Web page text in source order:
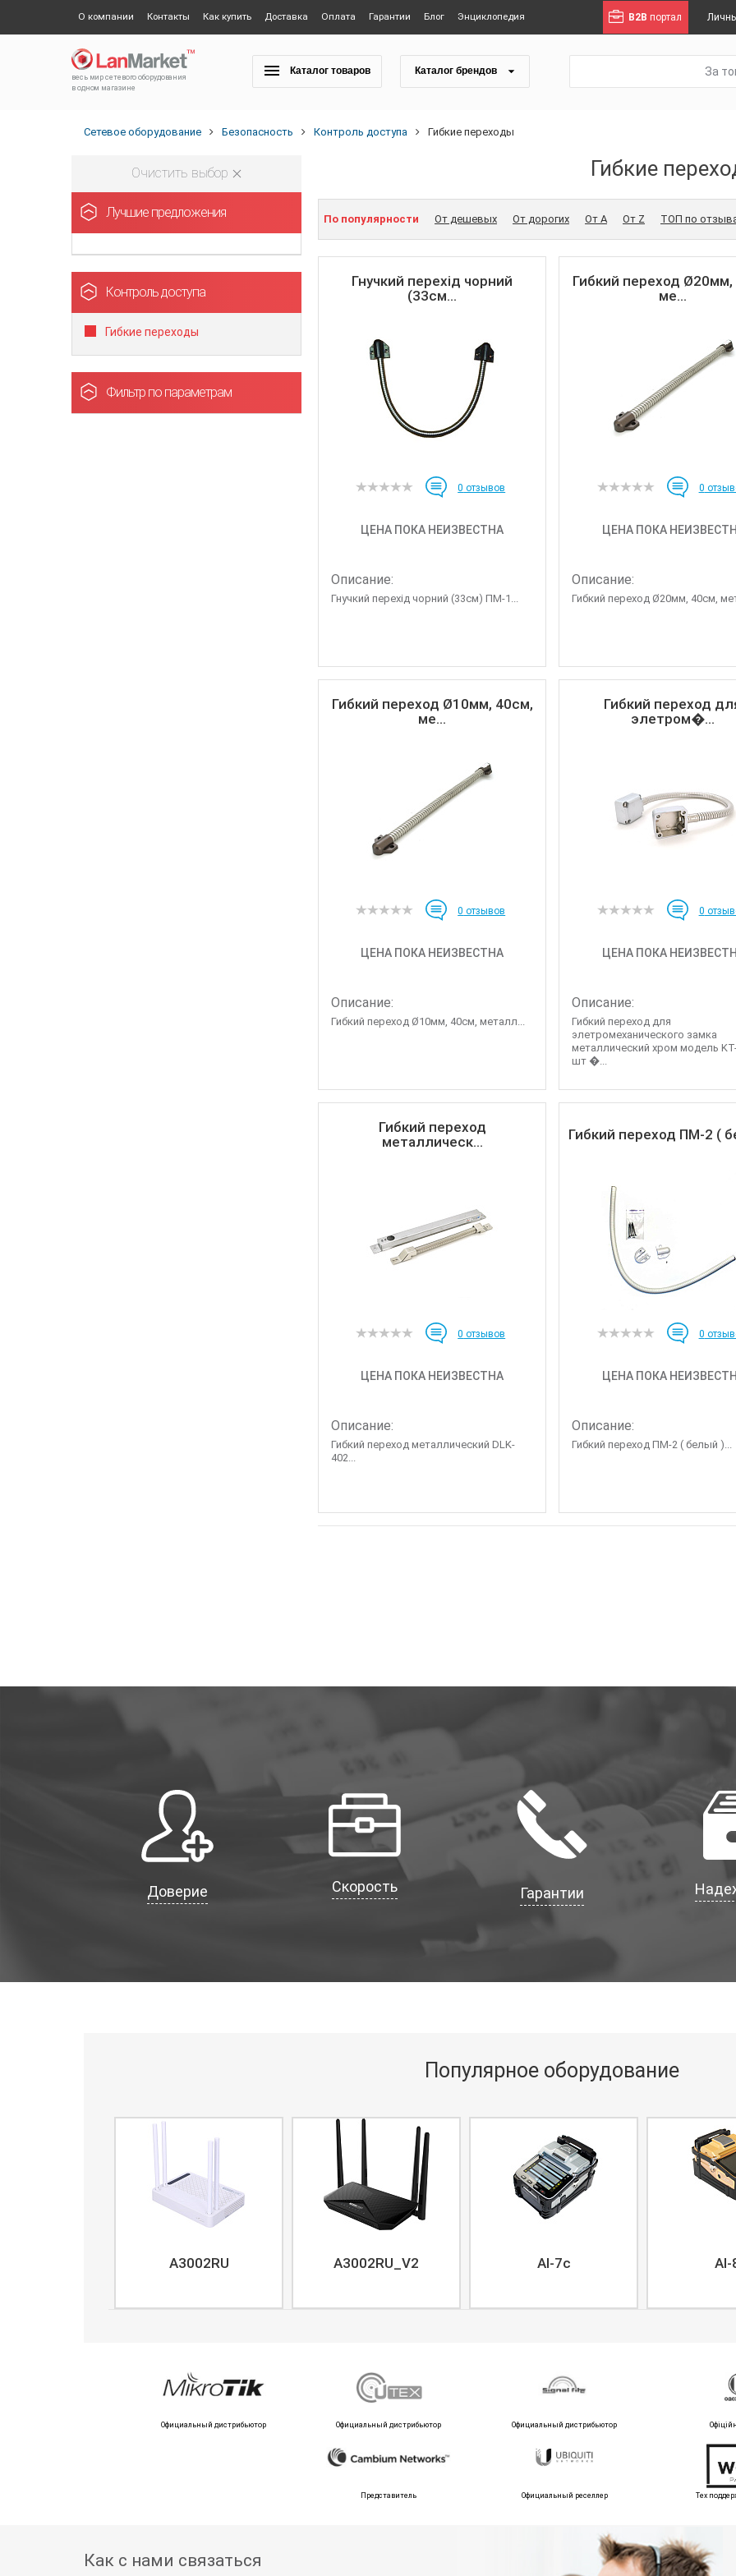
О компании Контакты Как купить Доставка Оплата Гарантии Блог Энциклопедия B2B портал
весь мир сетевого оборудования
в одном магазине
Каталог товаров Каталог брендов За
Сетевое оборудование Безопасность Контроль доступа Гибкие переходы
Очистить выбор
Лучшие предложения
Контроль доступа
Гибкие переходы
Фильтр по параметрам
Гибкие
По популярности От дешевых От дорогих От A От Z ТОП по
Гнучкий перехід чорний
(33см...
0 отзывов
ЦЕНА ПОКА НЕИЗВЕСТНА
Описание:
Гнучкий перехід чорний (33см) ПМ-1...
Гибкий переход Ø20мм,
ме...
0
ЦЕНА ПОКА
Описание:
Гибкий переход Ø20мм, 40см,
Гибкий переход Ø10мм, 40см,
ме...
0 отзывов
ЦЕНА ПОКА НЕИЗВЕСТНА
Описание:
Гибкий переход Ø10мм, 40см, металл...
Гибкий переход
элетром�...
0
ЦЕНА ПОКА
Описание:
Гибкий переход для
элетромеханического замка
металлический хром модель
шт �...
Гибкий переход
металлическ...
0 отзывов
ЦЕНА ПОКА НЕИЗВЕСТНА
Описание:
Гибкий переход металлический DLK-
402...
Гибкий переход ПМ-2 (
0
ЦЕНА ПОКА
Описание:
Гибкий переход ПМ-2 ( белый )...
Доверие Скорость Гарантии
Популярное оборудование
A3002RU A3002RU_V2 AI-7c AI-
Официальный дистрибьютор Официальный дистрибьютор Официальный дистрибьютор
Представитель Официальный реселлер Тех
Как с нами связаться